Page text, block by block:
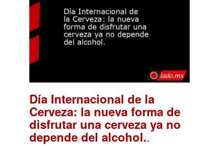
Día Internacional de la
Cerveza: la nueva forma de
disfrutar una cerveza ya no
depende del alcohol..